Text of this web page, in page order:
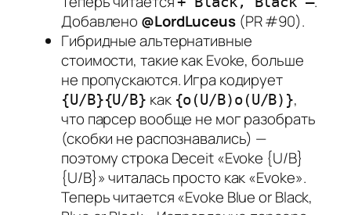
Добавлено @LordLuceus(PR #90).
Гибридные альтернативные
стоимости, такие как Evoke, больше
не пропускаются. Игра кодирует
{U/B}{U/B} как {o(U/B)o(U/B)},
что парсер вообще не мог разобрать
(скобки не распознавались) —
поэтому строка Deceit «Evoke {U/B}
{U/B}» читалась просто как «Evoke».
Теперь читается «Evoke Blue or Black,